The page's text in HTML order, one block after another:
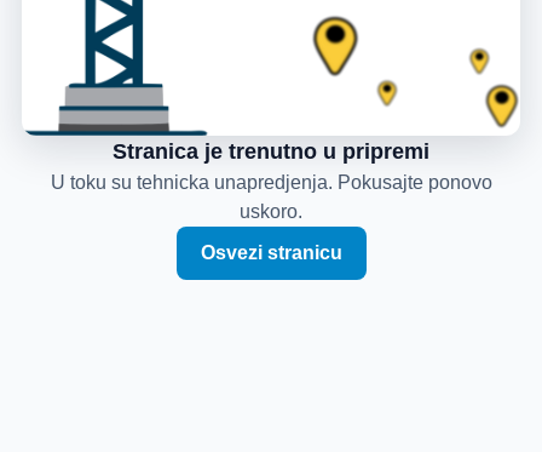
Stranica je trenutno u pripremi
U toku su tehnicka unapredjenja. Pokusajte ponovo
uskoro.
Osvezi stranicu